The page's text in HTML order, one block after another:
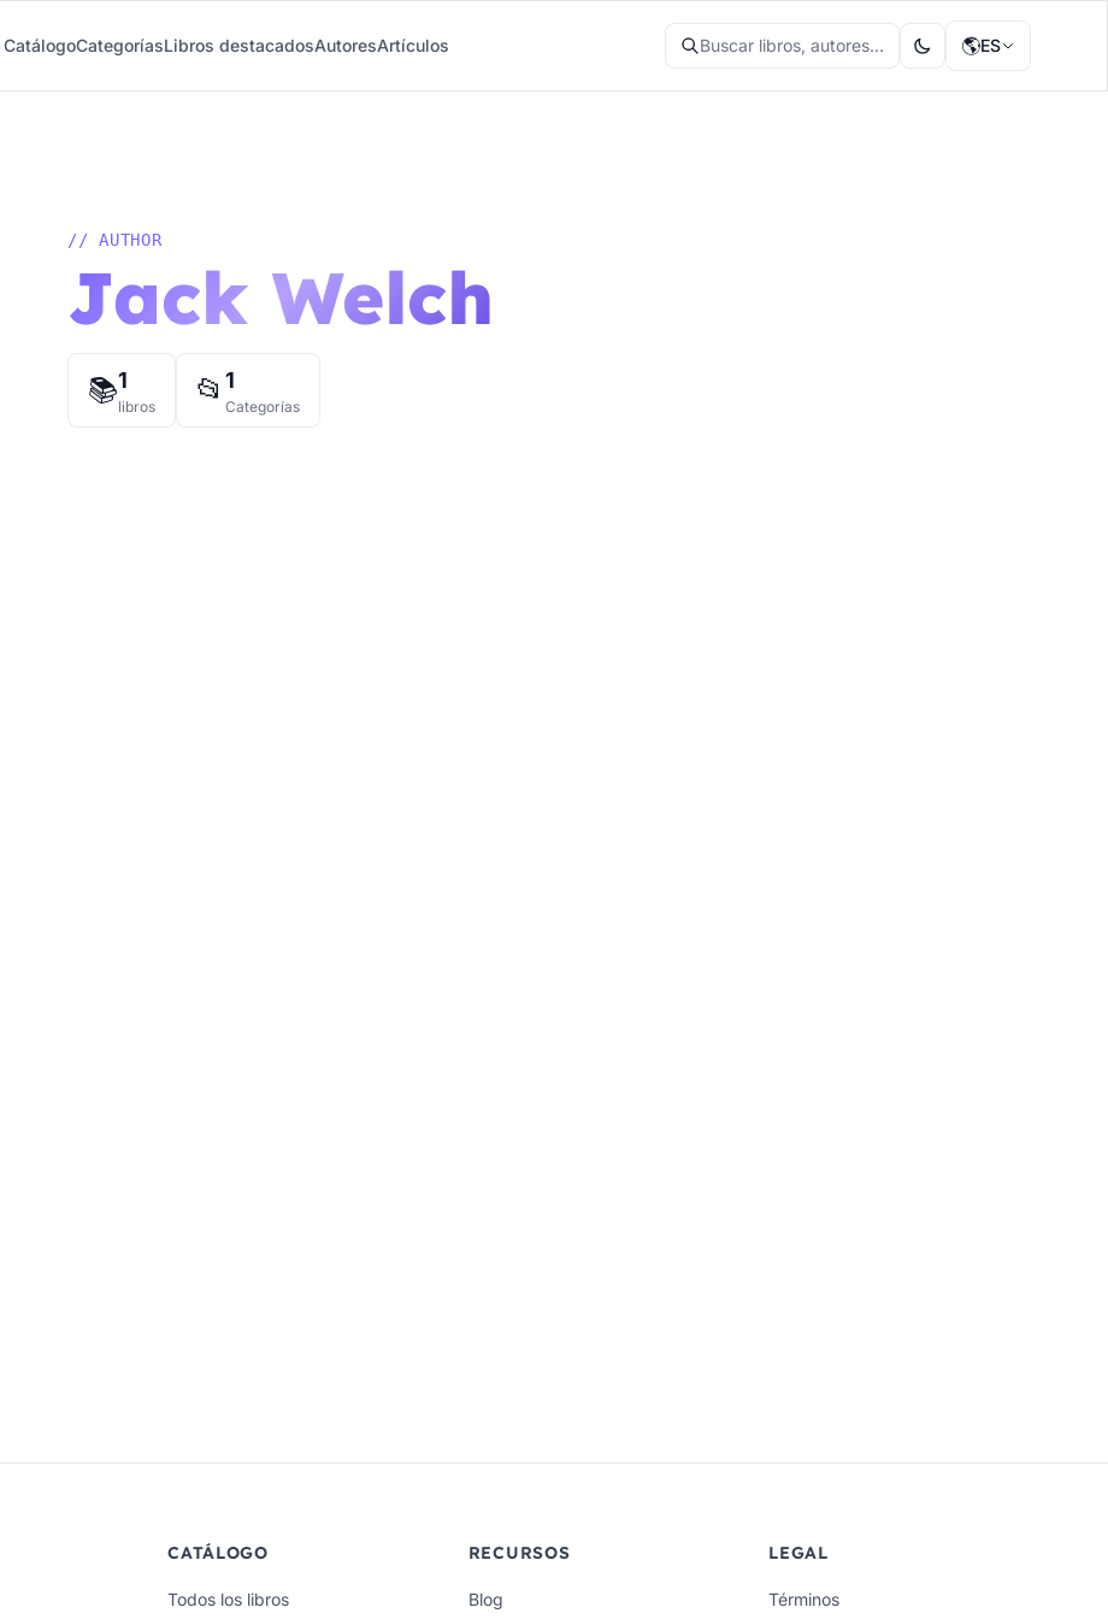
CatálogoCategoríasLibros destacadosAutoresArtículos Buscar libros, autores... 🌎ES
// AUTHOR
Jack Welch
📚1
libros 📂 1
Categorías
CATÁLOGO
Todos los libros
RECURSOS
Blog
LEGAL
Términos